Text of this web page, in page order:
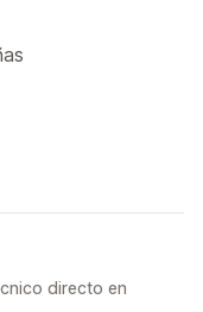
directo en